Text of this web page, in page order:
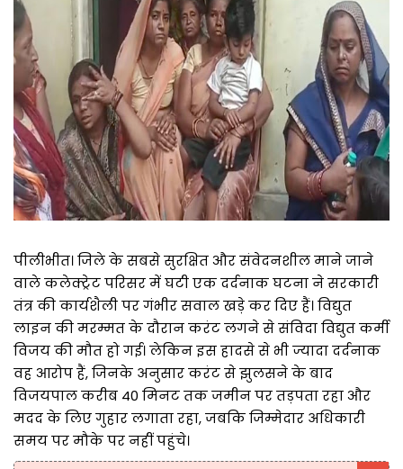
पीलीभीत। जिले के सबसे सुरक्षित और संवेदनशील माने जाने
वाले कलेक्ट्रेट परिसर में घटी एक दर्दनाक घटना ने सरकारी
तंत्र की कार्यशैली पर गंभीर सवाल खड़े कर दिए हैं। विद्युत
लाइन की मरम्मत के दौरान करंट लगने से संविदा विद्युत कर्मी
विजय की मौत हो गई। लेकिन इस हादसे से भी ज्यादा दर्दनाक
वह आरोप हैं, जिनके अनुसार करंट से झुलसने के बाद
विजयपाल करीब 40 मिनट तक जमीन पर तड़पता रहा और
मदद के लिए गुहार लगाता रहा, जबकि जिम्मेदार अधिकारी
समय पर मौके पर नहीं पहुंचे।